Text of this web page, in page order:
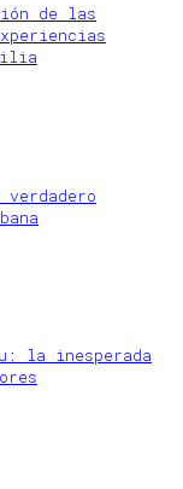
de las
verdadero
la inesperada